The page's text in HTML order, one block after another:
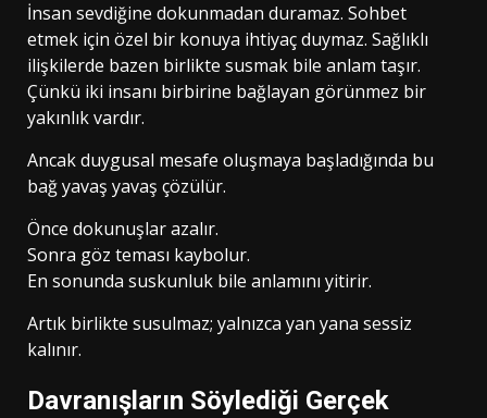
İnsan sevdiğine dokunmadan duramaz. Sohbet
etmek için özel bir konuya ihtiyaç duymaz. Sağlıklı
ilişkilerde bazen birlikte susmak bile anlam taşır.
Çünkü iki insanı birbirine bağlayan görünmez bir
yakınlık vardır.
Ancak duygusal mesafe oluşmaya başladığında bu
bağ yavaş yavaş çözülür.
Önce dokunuşlar azalır.
Sonra göz teması kaybolur.
En sonunda suskunluk bile anlamını yitirir.
Artık birlikte susulmaz; yalnızca yan yana sessiz
kalınır.
Davranışların Söylediği Gerçek